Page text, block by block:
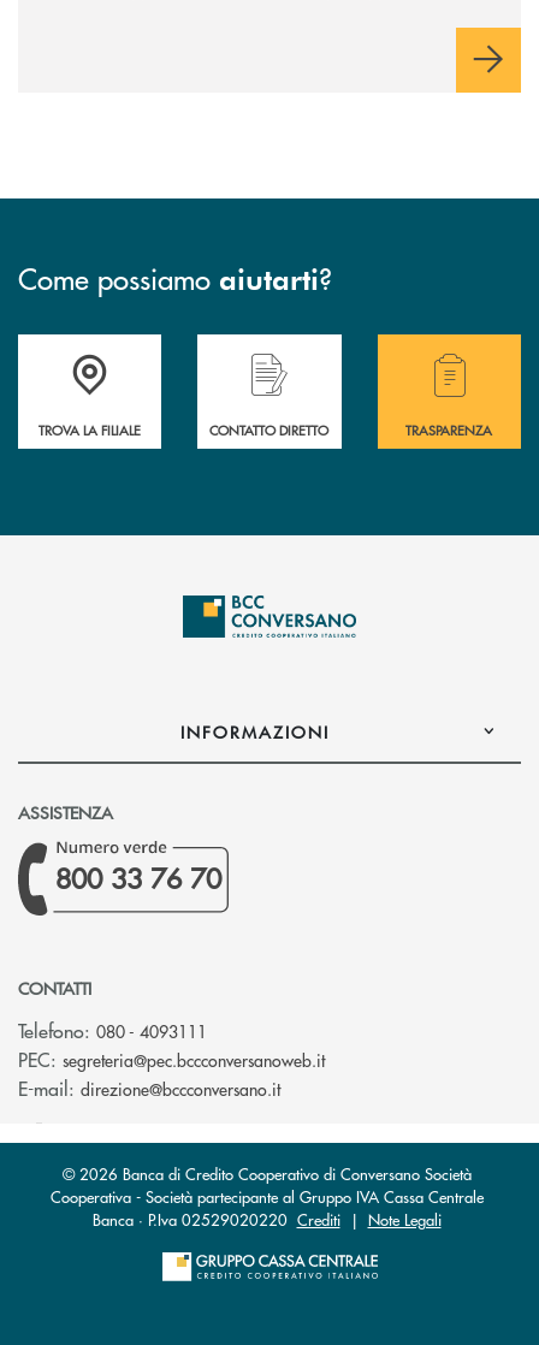
Come possiamo aiutarti?
Accedi all' elenco completo delle filiali della Bcc.
TROVA LA FILIALE
Hai bisogno di assistenza immediata?
CONTATTO DIRETTO
Hai bisogno di
TRASPARENZA
INFORMAZIONI
ASSISTENZA
800 33 76 70
CONTATTI
Telefono: 080 - 4093111
PEC: segreteria@pec.bccconversanoweb.it(si apre l’app di posta
E-mail: direzione@bccconversano.it(si apre l’app di posta
© 2026 Banca di Credito Cooperativo di Conversano Società
Cooperativa - Società partecipante al Gruppo IVA Cassa Centrale
Banca · P.Iva 02529020220 Crediti| Note Legali